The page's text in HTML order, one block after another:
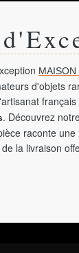
d'objets
. Découvrez
raconte
la livraison